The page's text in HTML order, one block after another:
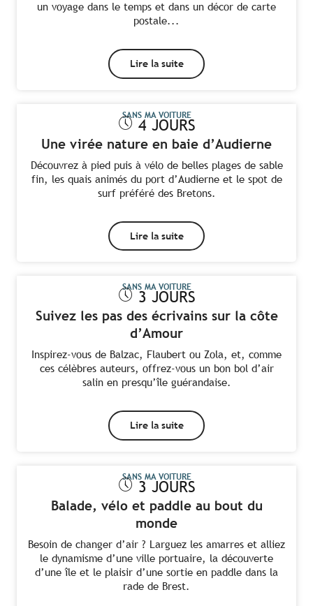
un voyage dans le temps et dans un décor de carte
postale...
Lire la suite
SANS MA VOITURE
4 JOURS
Une virée nature en baie d’Audierne
Découvrez à pied puis à vélo de belles plages de sable
fin, les quais animés du port d’Audierne et le spot de
surf préféré des Bretons.
Lire la suite
SANS MA VOITURE
3 JOURS
Suivez les pas des écrivains sur la côte
d’Amour
Inspirez-vous de Balzac, Flaubert ou Zola, et, comme
ces célèbres auteurs, offrez-vous un bon bol d’air
salin en presqu’île guérandaise.
Lire la suite
SANS MA VOITURE
3 JOURS
Balade, vélo et paddle au bout du
monde
Besoin de changer d’air ? Larguez les amarres et alliez
le dynamisme d’une ville portuaire, la découverte
d’une île et le plaisir d’une sortie en paddle dans la
rade de Brest.